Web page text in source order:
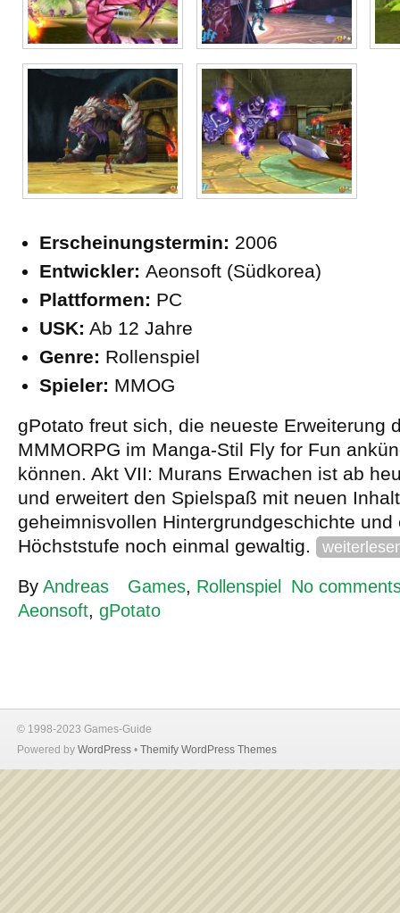
Erscheinungstermin: 2006
Entwickler: Aeonsoft (Südkorea)
Plattformen: PC
USK: Ab 12 Jahre
Genre: Rollenspiel
Spieler: MMOG
gPotato freut sich, die neueste Erweiterung
MMMORPG im Manga-Stil Fly for Fun
können. Akt VII: Murans Erwachen ist ab
und erweitert den Spielspaß mit neuen
geheimnisvollen Hintergrundgeschichte und
Höchststufe noch einmal gewaltig.
By Andreas Games, Rollenspiel
No
Aeonsoft, gPotato
© 1998-2023 Games-Guide
Powered by WordPress • Themify WordPress Themes